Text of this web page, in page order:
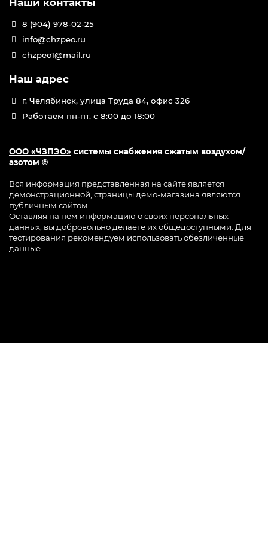
Наши контакты
8 (904) 978-02-25
info@chzpeo.ru
chzpeo1@mail.ru
Наш адрес
г. Челябинск, улица Труда 84, офис 326
Работаем пн-пт. с 8:00 до 18:00
ООО «ЧЗПЭО» системы снабжения сжатым воздухом/
азотом ©
Вся информация представленная на сайте является
демонстрационной, страницы демо-магазина являются
публичным сайтом.
Оставляя на нем информацию о своих персональных
данных, вы добровольно делаете их общедоступными. Для
тестирования рекомендуем использовать обезличенные
данные.